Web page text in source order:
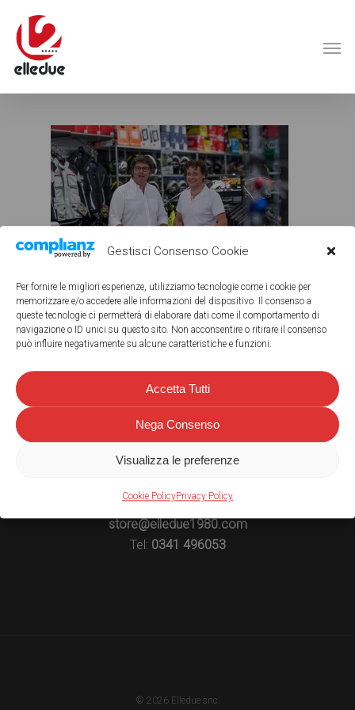
Gestisci Consenso Cookie
Per fornire le migliori esperienze, utilizziamo tecnologie come i cookie per
memorizzare e/o accedere alle informazioni del dispositivo. Il consenso a
queste tecnologie ci permetterà di elaborare dati come il comportamento di
navigazione o ID unici su questo sito. Non acconsentire o ritirare il consenso
può influire negativamente su alcune caratteristiche e funzioni.
Accetta Tutti
Nega Consenso
Visualizza le preferenze
Cookie PolicyPrivacy Policy
ELLEDUE 1980 - ACCESSORI AUTO E MOTO
Elledue Di Longhi A. & C. (S.N.C.)
P.IVA: 00908230139
23900 - Lecco
store@elledue1980.com
Tel: 0341 496053
© 2026 Elledue snc.